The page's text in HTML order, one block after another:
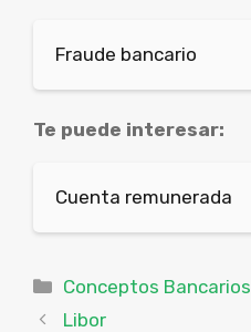
Fraude bancario
Te puede interesar:
Cuenta remunerada
Categorías
Conceptos Bancarios
Libor